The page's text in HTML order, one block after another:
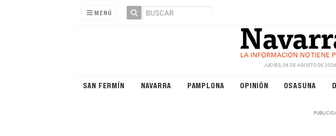
MENÚ
JUEVES, 06 DE AGOSTO DE 2026
SAN FERMÍN NAVARRA PAMPLONA OPINIÓN OSASUNA